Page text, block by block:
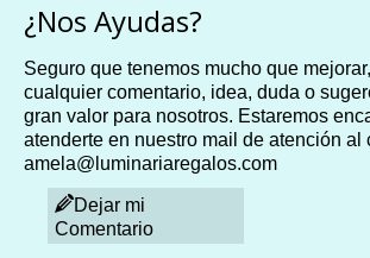
¿Nos Ayudas?
Seguro que tenemos mucho que
cualquier comentario, idea, duda o
gran valor para nosotros. Estaremos
atenderte en nuestro mail de atención al
amela@luminariaregalos.com
Dejar mi
Comentario